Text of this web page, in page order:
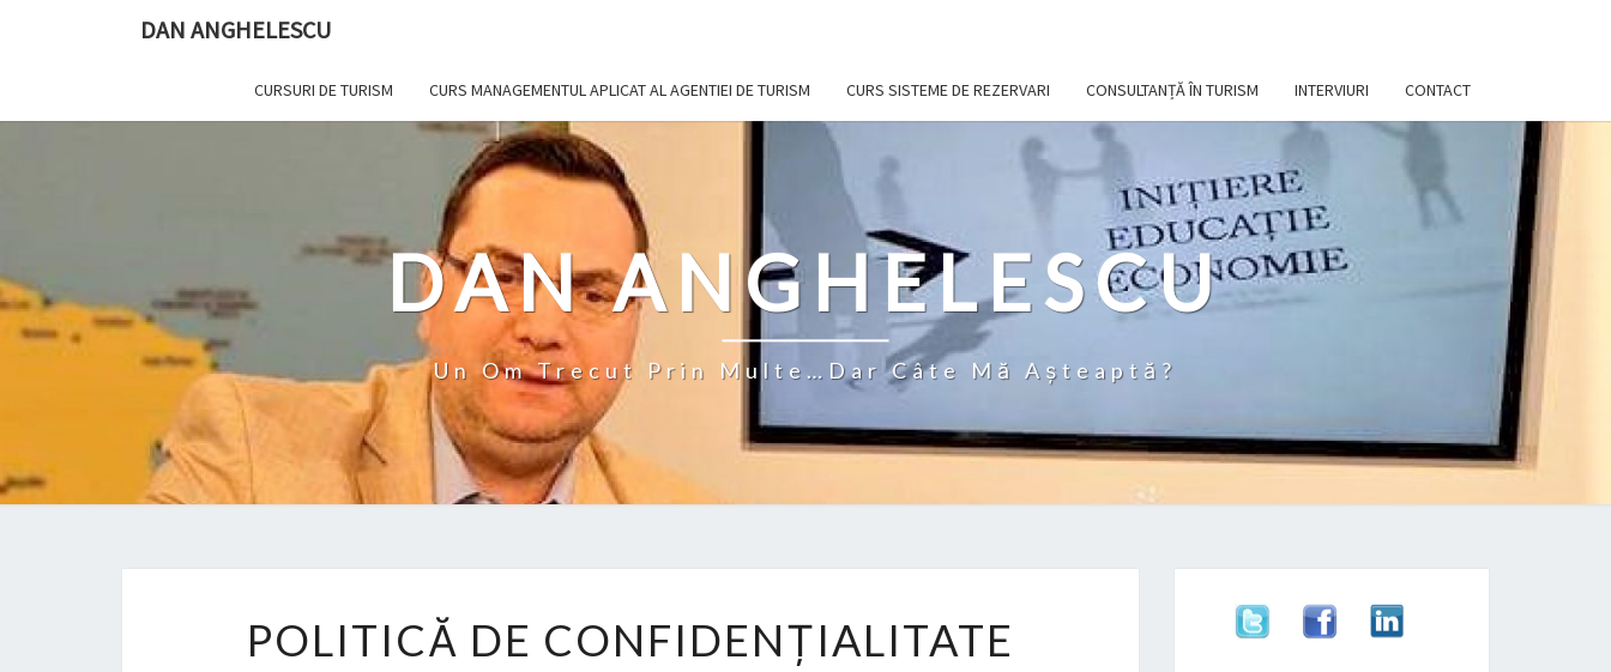
DAN ANGHELESCU
CURSURI DE TURISM CURS MANAGEMENTUL APLICAT AL AGENTIEI DE TURISM CURS SISTEME DE REZERVARI CONSULTANȚĂ ÎN TURISM INTERVIURI CONTACT
DAN ANGHELESCU
Un Om Trecut Prin Multe…Dar Câte Mă Aşteaptă?
DE
POLITICĂ DE CONFIDENȚIALITATE